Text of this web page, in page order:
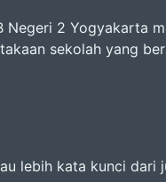
Negeri 2 Yogyakarta
sekolah yang
lebih kata kunci dari